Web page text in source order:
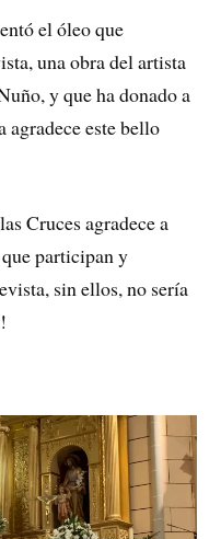
el óleo que
una obra del artista
y que ha donado a
agradece este bello
Cruces agradece a
participan y
sin ellos, no sería